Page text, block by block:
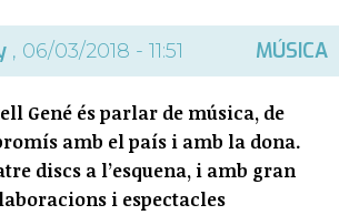
, 06/03/2018 - 11:51 MÚSICA
Gené és parlar de música, de
amb el país i amb la dona.
discs a l’esquena, i amb gran
i espectacles